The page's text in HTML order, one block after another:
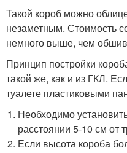
Такой короб можно
незаметным. Стоимость
немного выше, чем
Принцип постройки
такой же, как и из ГКЛ.
туалете пластиковыми
Необходимо
расстоянии 5-10 см от
Если высота короба